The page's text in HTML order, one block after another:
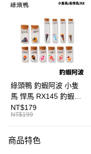
信用卡分期付款
3 期 0 利率 每期
合作金庫商業銀行
華南商業銀行
上海商業儲蓄銀行
國泰世華商業銀行
臺灣中小企業銀行
匯豐（台灣）商業銀行
聯邦商業銀行
元大商業銀行
台灣樂天信用卡公司
超商取貨付款
Apple Pay
悠遊付
大哥付你分期
【大哥付你分期使用說明】
綠頭鴨 釣蝦阿波 小隻
馬 悍馬 RX145 釣蝦浮
標 泰國蝦標 阿波
F129
NT$179
NT$199
商品特色